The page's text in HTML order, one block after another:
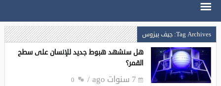
Tag Archives: جيف بيزوس
هل سنشهد هبوط جديد للإنسان على سطح
القمر؟
7 سنوات ago 0